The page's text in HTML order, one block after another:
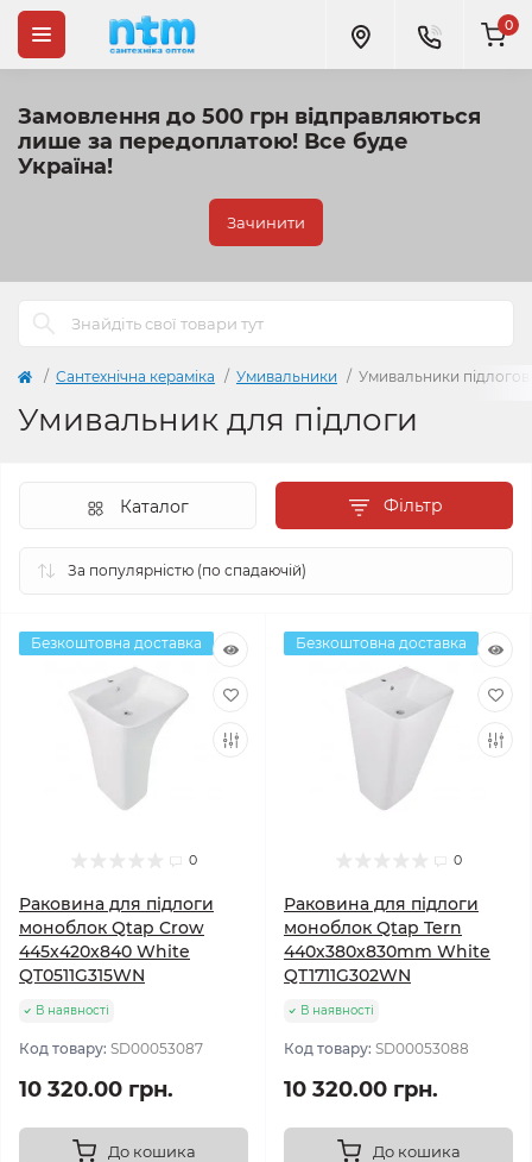
Замовлення до 500 грн відправляються
лише за передоплатою! Все буде
Україна!
Зачинити
0
Сантехнічна кераміка Умивальники Умивальники підлогові
Умивальник для підлоги
Фільтр
Каталог
Безкоштовна доставка
0
Раковина для підлоги
моноблок Qtap Crow
445x420x840 White
QT0511G315WN
В наявності
Код товару: SD00053087
10 320.00 грн.
До кошика
Безкоштовна доставка
0
Раковина для підлоги
моноблок Qtap Tern
440х380х830mm White
QT1711G302WN
В наявності
Код товару: SD00053088
10 320.00 грн.
До кошика